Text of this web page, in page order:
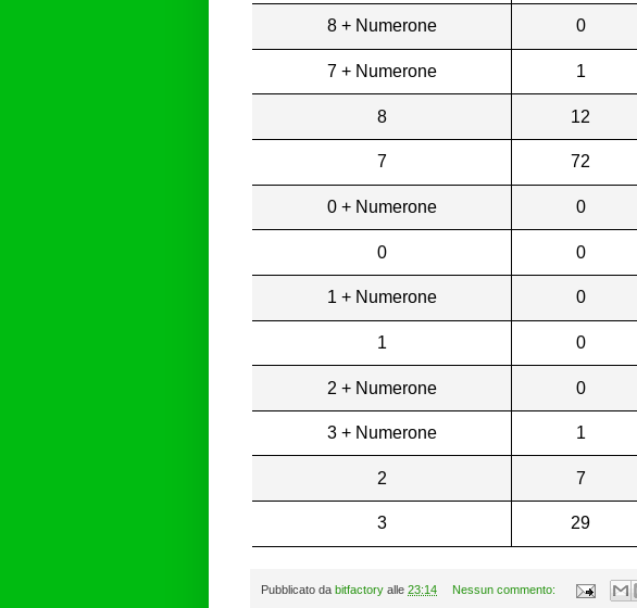
8 + Numerone 0
7 + Numerone 1
8 12
7 72
0 + Numerone 0
0 0
1 + Numerone 0
1 0
2 + Numerone 0
3 + Numerone 1
2 7
3 29
Pubblicato da bitfactory alle 23:14 Nessun commento: